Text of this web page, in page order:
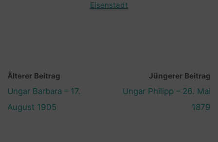
Eisenstadt
Älterer Beitrag
Ungar Barbara – 17.
August 1905
Jüngerer Beitrag
Ungar Philipp – 26. Mai
1879